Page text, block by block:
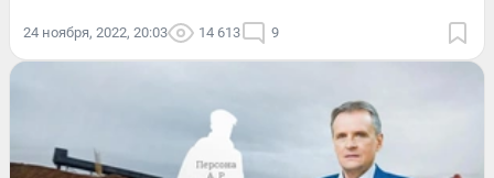
24 ноября, 2022, 20:03 14 613 9